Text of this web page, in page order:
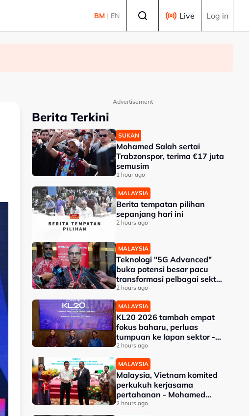
BM | EN Live Log in
Advertisement
Berita Terkini
SUKAN
Mohamed Salah sertai
Trabzonspor, terima €17 juta
semusim
1 hour ago
MALAYSIA
Berita tempatan pilihan
sepanjang hari ini
2 hours ago
MALAYSIA
Teknologi "5G Advanced"
buka potensi besar pacu
transformasi pelbagai sektor
- Fahmi
2 hours ago
MALAYSIA
KL20 2026 tambah empat
fokus baharu, perluas
tumpuan ke lapan sektor -
Akmal Nasrullah
2 hours ago
MALAYSIA
Malaysia, Vietnam komited
perkukuh kerjasama
pertahanan - Mohamed
Khaled
2 hours ago